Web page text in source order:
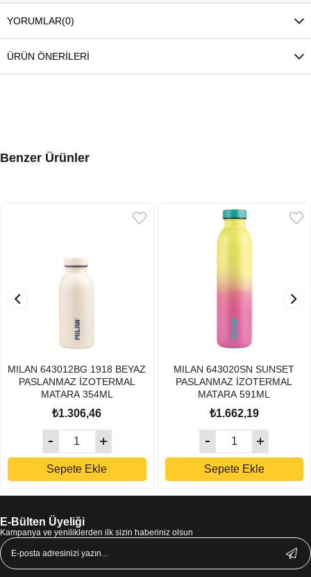
YORUMLAR(0)
ÜRÜN ÖNERILERI
Benzer Ürünler
MILAN 643012BG 1918 BEYAZ
PASLANMAZ İZOTERMAL
MATARA 354ML
₺1.306,46
Sepete Ekle
MILAN 643020SN SUNSET
PASLANMAZ İZOTERMAL
MATARA 591ML
₺1.662,19
Sepete Ekle
E-Bülten Üyeliği
Kampanya ve yeniliklerden ilk sizin haberiniz olsun